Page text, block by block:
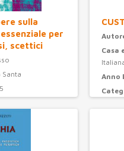
sulla
per
scettici
Santa
Casa
Anno